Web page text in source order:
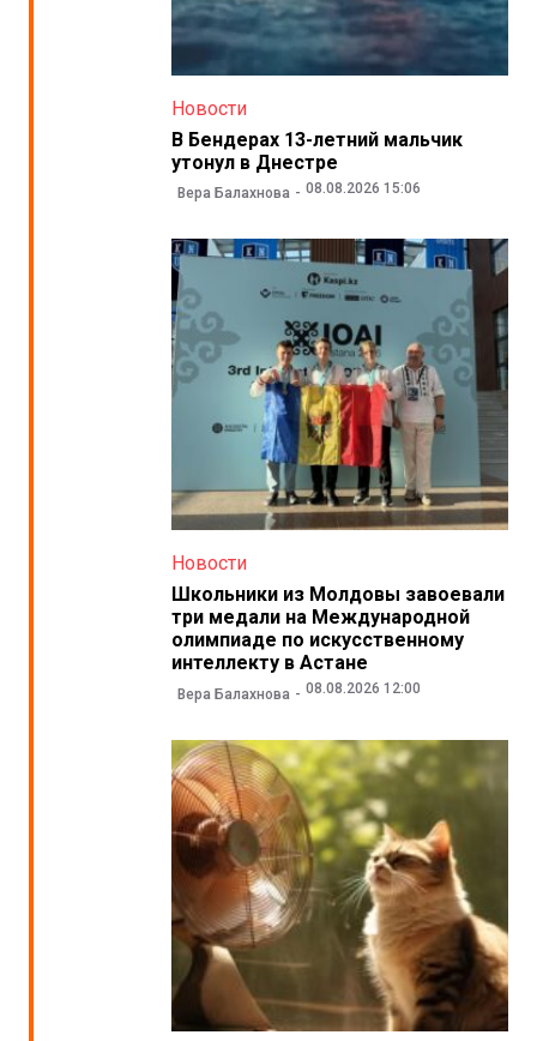
Новости
В Бендерах 13-летний мальчик
утонул в Днестре
Вера Балахнова 08.08.2026 15:06
Новости
Школьники из Молдовы завоевали
три медали на Международной
олимпиаде по искусственному
интеллекту в Астане
Вера Балахнова 08.08.2026 12:00